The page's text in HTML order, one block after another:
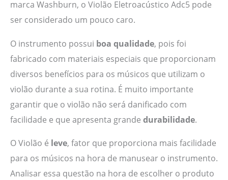
marca Washburn, o Violão Eletroacústico Adc5 pode
ser considerado um pouco caro.
O instrumento possui boa qualidade, pois foi
fabricado com materiais especiais que proporcionam
diversos benefícios para os músicos que utilizam o
violão durante a sua rotina. É muito importante
garantir que o violão não será danificado com
facilidade e que apresenta grande durabilidade.
O Violão é leve, fator que proporciona mais facilidade
para os músicos na hora de manusear o instrumento.
Analisar essa questão na hora de escolher o produto